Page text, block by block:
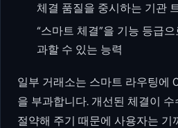
체결 품질을 중시하는 기관
“스마트 체결”을 기능 등급
과할 수 있는 능력
일부 거래소는 스마트 라우팅에
을 부과합니다. 개선된 체결이
절약해 주기 때문에 사용자는 기